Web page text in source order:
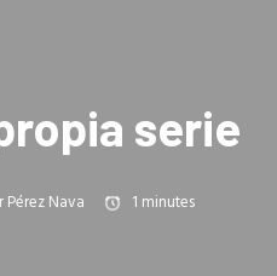
serie
Pérez Nava 1 minutes